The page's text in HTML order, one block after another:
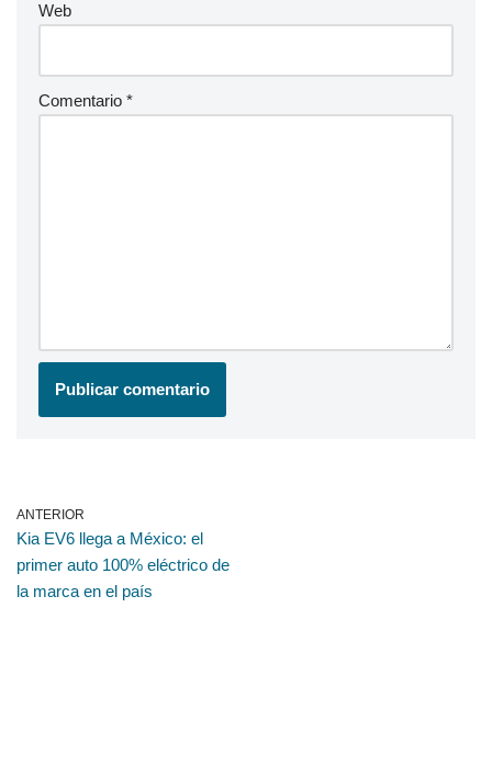
Web
Comentario *
ANTERIOR
Kia EV6 llega a México: el
primer auto 100% eléctrico de
la marca en el país